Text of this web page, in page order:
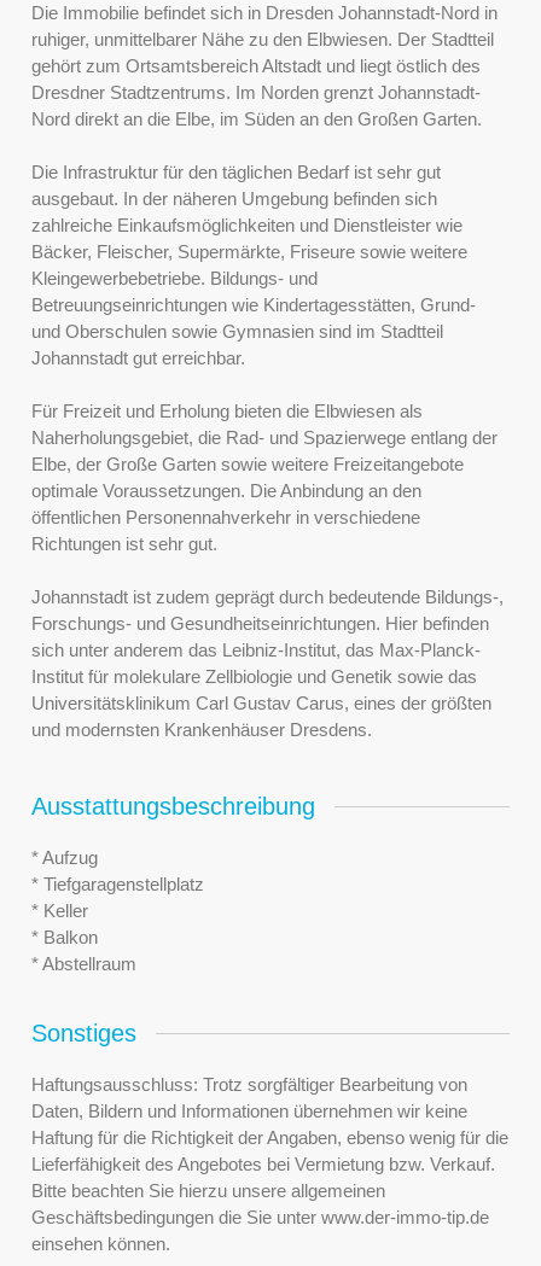
Die Immobilie befindet sich in Dresden Johannstadt-Nord in
ruhiger, unmittelbarer Nähe zu den Elbwiesen. Der Stadtteil
gehört zum Ortsamtsbereich Altstadt und liegt östlich des
Dresdner Stadtzentrums. Im Norden grenzt Johannstadt-
Nord direkt an die Elbe, im Süden an den Großen Garten.
Die Infrastruktur für den täglichen Bedarf ist sehr gut
ausgebaut. In der näheren Umgebung befinden sich
zahlreiche Einkaufsmöglichkeiten und Dienstleister wie
Bäcker, Fleischer, Supermärkte, Friseure sowie weitere
Kleingewerbebetriebe. Bildungs- und
Betreuungseinrichtungen wie Kindertagesstätten, Grund-
und Oberschulen sowie Gymnasien sind im Stadtteil
Johannstadt gut erreichbar.
Für Freizeit und Erholung bieten die Elbwiesen als
Naherholungsgebiet, die Rad- und Spazierwege entlang der
Elbe, der Große Garten sowie weitere Freizeitangebote
optimale Voraussetzungen. Die Anbindung an den
öffentlichen Personennahverkehr in verschiedene
Richtungen ist sehr gut.
Johannstadt ist zudem geprägt durch bedeutende Bildungs-,
Forschungs- und Gesundheitseinrichtungen. Hier befinden
sich unter anderem das Leibniz-Institut, das Max-Planck-
Institut für molekulare Zellbiologie und Genetik sowie das
Universitätsklinikum Carl Gustav Carus, eines der größten
und modernsten Krankenhäuser Dresdens.
Ausstattungsbeschreibung
* Aufzug
* Tiefgaragenstellplatz
* Keller
* Balkon
* Abstellraum
Sonstiges
Haftungsausschluss: Trotz sorgfältiger Bearbeitung von
Daten, Bildern und Informationen übernehmen wir keine
Haftung für die Richtigkeit der Angaben, ebenso wenig für die
Lieferfähigkeit des Angebotes bei Vermietung bzw. Verkauf.
Bitte beachten Sie hierzu unsere allgemeinen
Geschäftsbedingungen die Sie unter www.der-immo-tip.de
einsehen können.